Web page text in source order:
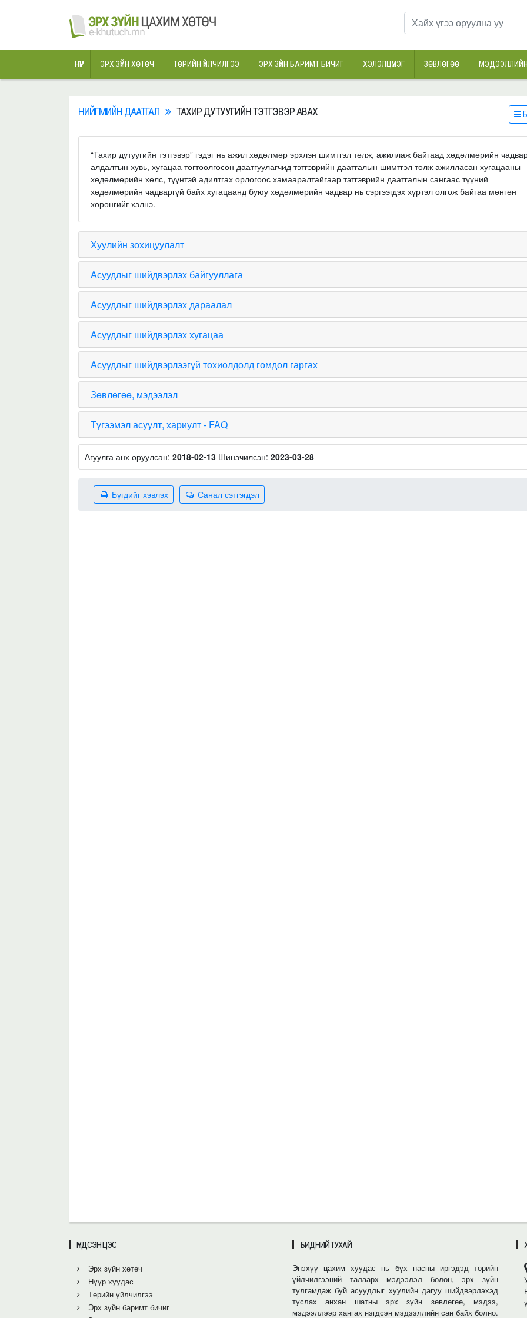
НҮҮР ЭРХ ЗҮЙН ХӨТӨЧ ТӨРИЙН ҮЙЛЧИЛГЭЭ ЭРХ ЗҮЙН БАРИМТ БИЧИГ ХЭЛЭЛЦҮҮЛЭГ ЗӨВЛӨГӨӨ
НИЙГМИЙН ДААТГАЛ ТАХИР ДУТУУГИЙН ТЭТГЭВЭР АВАХ
“Тахир дутуугийн тэтгэвэр” гэдэг нь ажил хөдөлмөр эрхлэн шимтгэл төлж, ажиллаж байгаад хөдөлмөрийн
алдалтын хувь, хугацаа тогтоолгосон даатгуулагчид тэтгэврийн даатгалын шимтгэл төлж ажилласан хугацааны
хөдөлмөрийн хөлс, түүнтэй адилтгах орлогоос хамааралтайгаар тэтгэврийн даатгалын сангаас түүний
хөдөлмөрийн чадваргүй байх хугацаанд буюу хөдөлмөрийн чадвар нь сэргээгдэх хүртэл олгож байгаа мөнгөн
хөрөнгийг хэлнэ.
Хуулийн зохицуулалт
Асуудлыг шийдвэрлэх байгууллага
Асуудлыг шийдвэрлэх дараалал
Асуудлыг шийдвэрлэх хугацаа
Асуудлыг шийдвэрлээгүй тохиолдолд гомдол гаргах
Зөвлөгөө, мэдээлэл
Түгээмэл асуулт, хариулт - FAQ
Агуулга анх оруулсан: 2018-02-13 Шинэчилсэн: 2023-03-28
Санал сэтгэгдэл
Бүгдийг хэвлэх
ҮНДСЭН ЦЭС
Эрх зүйн хөтөч
Нүүр хуудас
Төрийн үйлчилгээ
Эрх зүйн баримт бичиг
БИДНИЙ ТУХАЙ
Энэхүү цахим хуудас нь бүх насны иргэдэд төрийн
үйлчилгээний талаарх мэдээлэл болон, эрх зүйн
тулгамдаж буй асуудлыг хуулийн дагуу шийдвэрлэхэд
туслах анхан шатны эрх зүйн зөвлөгөө, мэдээ,
мэдээллээр хангах нэгдсэн мэдээллийн сан байх болно.